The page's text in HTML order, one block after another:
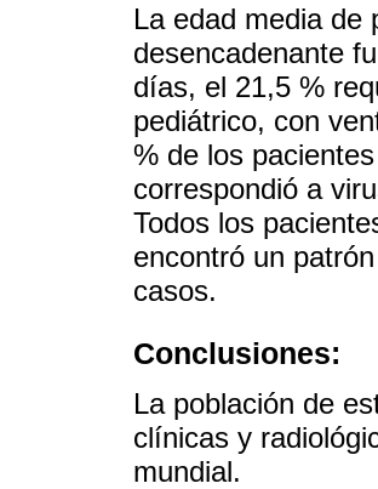
La edad media de
desencadenante
días, el 21,5 %
pediátrico, con
% de los
correspondió a
Todos los
encontró un
casos.
Conclusiones:
La población de
clínicas y
mundial.